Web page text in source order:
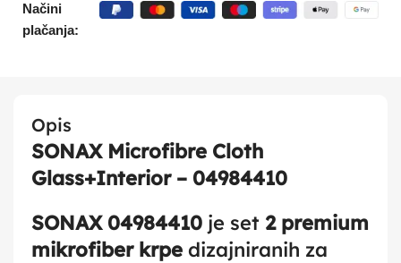
Načini
plačanja:
Opis
SONAX Microfibre Cloth
Glass+Interior – 04984410
SONAX 04984410 je set 2 premium
mikrofiber krpe dizajniranih za